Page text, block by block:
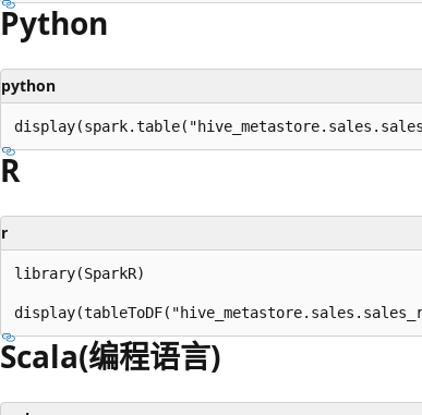
Python
python
R
r
library(SparkR)
Scala(编程语言)